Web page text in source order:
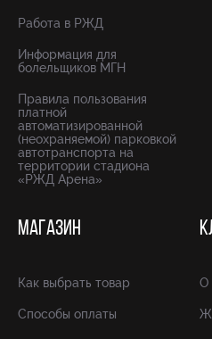
Работа в РЖД
Информация для
болельщиков МГН
Правила пользования
платной
автоматизированной
(неохраняемой) парковкой
автотранспорта на
территории стадиона
«РЖД Арена»
МАГАЗИН
Как выбрать товар
Способы оплаты
О